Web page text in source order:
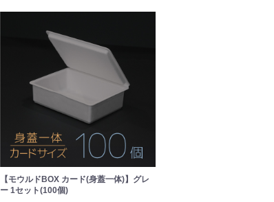
【モウルドBOX カード(身蓋一体)】グレ
ー 1セット(100個)